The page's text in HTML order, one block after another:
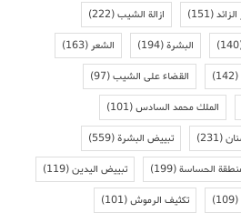
(151) ازالة الشيب(222)
البشرة(194) الشعر(163)
(142) القضاء على الشيب(97)
الملك محمد السادس(101)
(231) تبييض البشرة(559)
الحساسة(199) تبييض اليدين(119)
(109) تكثيف الرموش(101)